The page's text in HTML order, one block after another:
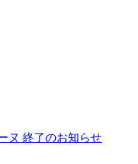
ヌ 終了のお知らせ